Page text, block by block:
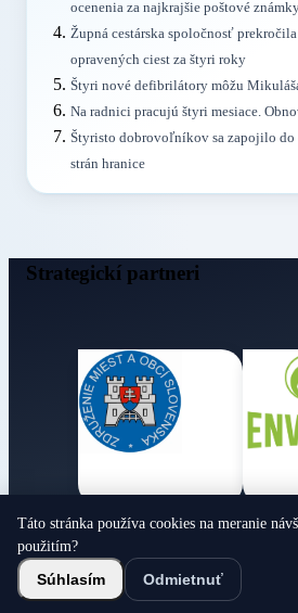
ocenenia za najkrajšie poštové
Župná cestárska spoločnosť
opravených ciest za štyri roky
Štyri nové defibrilátory môžu
Na radnici pracujú štyri mesiace.
Štyristo dobrovoľníkov sa zapojilo
strán hranice
Strategickí partneri
Obecné noviny
© 2026 Všetky práva vyhradené
Táto stránka používa cookies na meranie
použitím?
Súhlasím Odmietnuť